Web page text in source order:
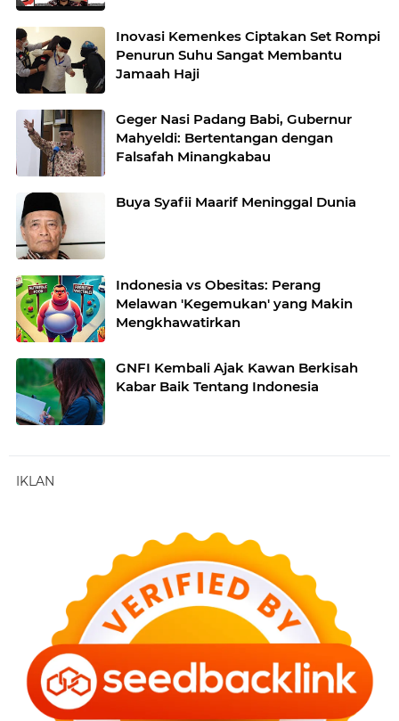
Inovasi Kemenkes Ciptakan Set Rompi
Penurun Suhu Sangat Membantu
Jamaah Haji
Geger Nasi Padang Babi, Gubernur
Mahyeldi: Bertentangan dengan
Falsafah Minangkabau
Buya Syafii Maarif Meninggal Dunia
Indonesia vs Obesitas: Perang
Melawan 'Kegemukan' yang Makin
Mengkhawatirkan
GNFI Kembali Ajak Kawan Berkisah
Kabar Baik Tentang Indonesia
IKLAN